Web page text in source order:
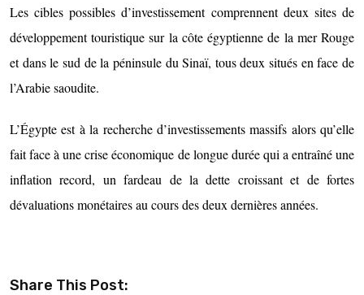
Les cibles possibles d’investissement comprennent deux sites de
développement touristique sur la côte égyptienne de la mer Rouge
et dans le sud de la péninsule du Sinaï, tous deux situés en face de
l’Arabie saoudite.
L’Égypte est à la recherche d’investissements massifs alors qu’elle
fait face à une crise économique de longue durée qui a entraîné une
inflation record, un fardeau de la dette croissant et de fortes
dévaluations monétaires au cours des deux dernières années.
Share This Post: